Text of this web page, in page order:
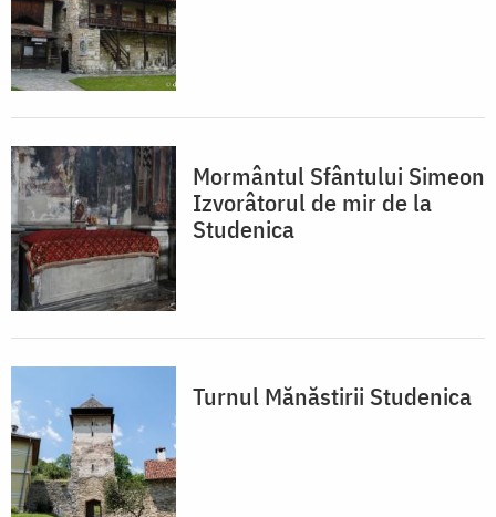
Mormântul Sfântului Simeon
Izvorâtorul de mir de la
Studenica
Turnul Mănăstirii Studenica